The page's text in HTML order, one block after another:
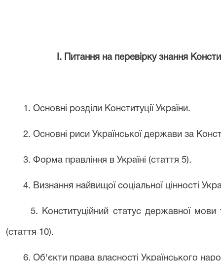
I. Питання на перевірку знання
1. Основні розділи Конституції України.
2. Основні риси Української держави за
3. Форма правління в Україні (стаття 5).
4. Визнання найвищої соціальної цінності
5. Конституційний статус державної
(стаття 10).
6. Об'єкти права власності Українського